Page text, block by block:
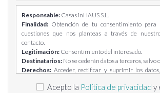
Responsable: Casas inHAUS S.L.
Finalidad: Obtención de tu consentimiento para
cuestiones que nos planteas a través de
contacto.
Legitimación: Consentimiento del interesado.
Destinatarios: No se cederán datos a terceros, salvo
Derechos: Acceder, rectificar y suprimir los
Información adicional:Puedes consultar la
Acepto la Política de privacidad y